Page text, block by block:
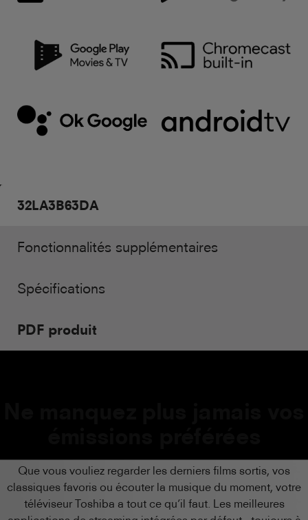
32LA3B63DA
Fonctionnalités supplémentaires
Spécifications
PDF produit
Que vous vouliez regarder les derniers films sortis, vos
classiques favoris ou écouter la musique du moment, votre
téléviseur Toshiba a tout ce qu’il faut. Les meilleures